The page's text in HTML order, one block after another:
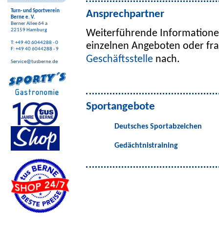
Turn- und Sportverein
Berne e. V.
Berner Allee 64 a
22159 Hamburg
T: +49 40 6044288 - 0
F: +49 40 6044288 - 9
Service@tusberne.de
Ansprechpartner
Weiterführende
einzelnen Angeboten oder
Geschäftsstelle nach.
Sportangebote
Deutsches Sportabzeichen
Gedächtnistraining